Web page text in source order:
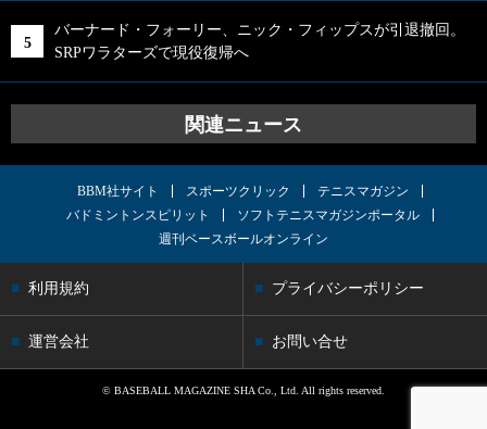
バーナード・フォーリー、ニック・フィップスが引退撤回。
SRPワラターズで現役復帰へ
関連ニュース
BBM社サイト スポーツクリック
テニスマガジン
バドミントンスピリット
ソフトテニスマガジンポータル
週刊ベースボールオンライン
利用規約 プライバシーポリシー
運営会社 お問い合せ
© BASEBALL MAGAZINE SHA Co., Ltd. All rights reserved.